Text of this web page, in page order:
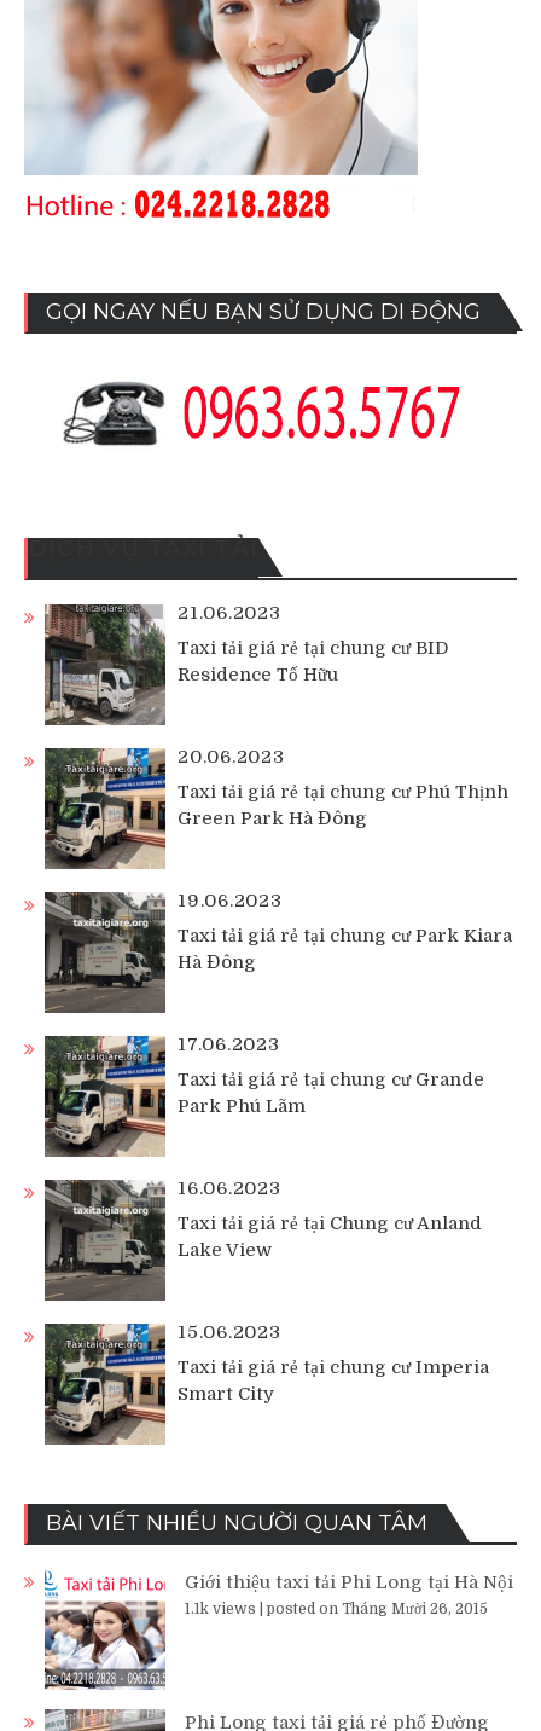
GỌI NGAY NẾU BẠN SỬ DỤNG DI ĐỘNG
DỊCH VỤ TAXI TẢI
21.06.2023
Taxi tải giá rẻ tại chung cư BID
Residence Tố Hữu
20.06.2023
Taxi tải giá rẻ tại chung cư Phú Thịnh
Green Park Hà Đông
19.06.2023
Taxi tải giá rẻ tại chung cư Park Kiara
Hà Đông
17.06.2023
Taxi tải giá rẻ tại chung cư Grande
Park Phú Lãm
16.06.2023
Taxi tải giá rẻ tại Chung cư Anland
Lake View
15.06.2023
Taxi tải giá rẻ tại chung cư Imperia
Smart City
BÀI VIẾT NHIỀU NGƯỜI QUAN TÂM
Giới thiệu taxi tải Phi Long tại Hà Nội
1.1k views posted on Tháng Mười 26, 2015
Phi Long taxi tải giá rẻ phố Đường